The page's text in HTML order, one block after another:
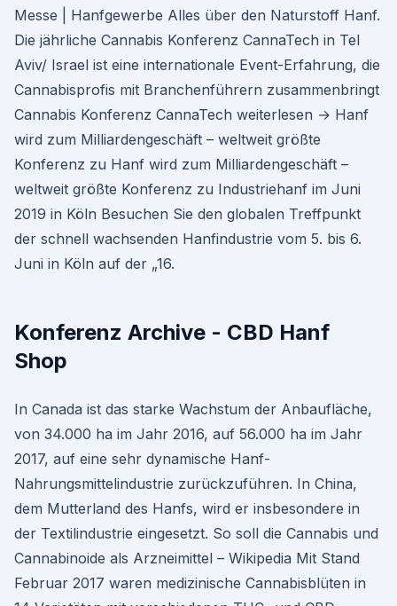
Messe | Hanfgewerbe Alles über den Naturstoff Hanf.
Die jährliche Cannabis Konferenz CannaTech in Tel
Aviv/ Israel ist eine internationale Event-Erfahrung, die
Cannabisprofis mit Branchenführern zusammenbringt
Cannabis Konferenz CannaTech weiterlesen → Hanf
wird zum Milliardengeschäft – weltweit größte
Konferenz zu Hanf wird zum Milliardengeschäft –
weltweit größte Konferenz zu Industriehanf im Juni
2019 in Köln Besuchen Sie den globalen Treffpunkt
der schnell wachsenden Hanfindustrie vom 5. bis 6.
Juni in Köln auf der „16.
Konferenz Archive - CBD Hanf
Shop
In Canada ist das starke Wachstum der Anbaufläche,
von 34.000 ha im Jahr 2016, auf 56.000 ha im Jahr
2017, auf eine sehr dynamische Hanf-
Nahrungsmittelindustrie zurückzuführen. In China,
dem Mutterland des Hanfs, wird er insbesondere in
der Textilindustrie eingesetzt. So soll die Cannabis und
Cannabinoide als Arzneimittel – Wikipedia Mit Stand
Februar 2017 waren medizinische Cannabisblüten in